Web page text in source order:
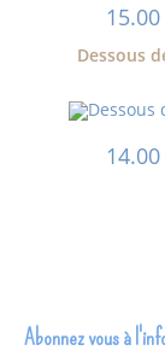
15.00
Dessous
14.00
Abonnez vous à